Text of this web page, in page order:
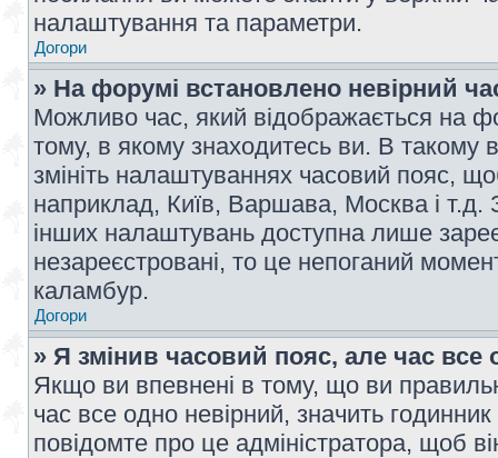
налаштування та параметри.
Догори
» На форумі встановлено невірний
Можливо час, який відображається на
тому, в якому знаходитесь ви. В такому
змініть налаштуваннях часовий пояс,
наприклад, Київ, Варшава, Москва і т.д.
інших налаштувань доступна лише
незареєстровані, то це непоганий
каламбур.
Догори
» Я змінив часовий пояс, але час все
Якщо ви впевнені в тому, що ви
час все одно невірний, значить
повідомте про це адміністратора, щоб